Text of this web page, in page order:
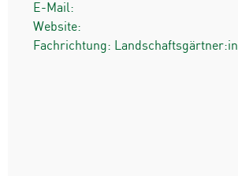
E-Mail:
Website:
Fachrichtung: Landschaftsgärtner:in